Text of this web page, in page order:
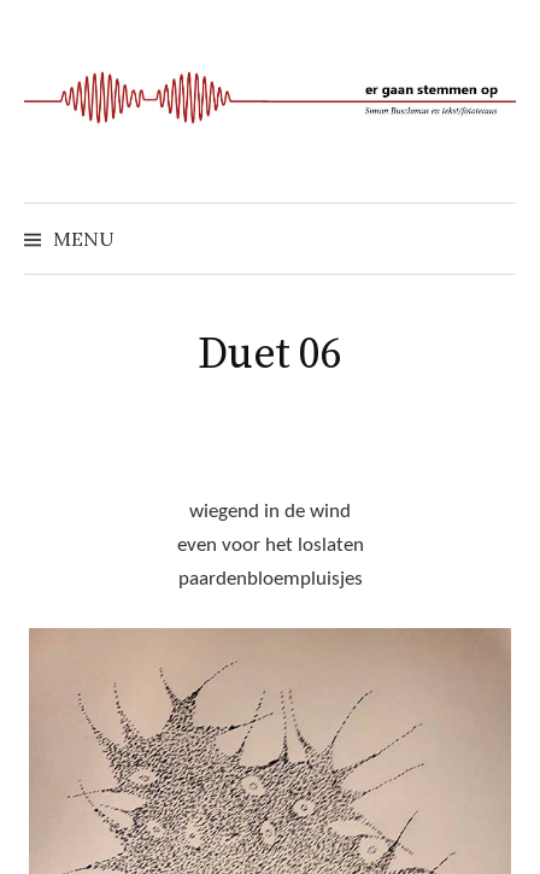
springen
MENU
Duet 06
wiegend in de wind
even voor het loslaten
paardenbloempluisjes